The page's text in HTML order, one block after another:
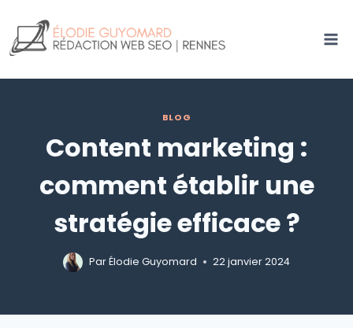
contenu
BLOG
Content marketing :
comment établir une
stratégie efficace ?
ParÉlodie Guyomard 22 janvier 2024